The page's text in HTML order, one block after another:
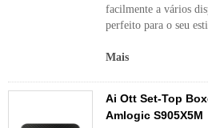
facilmente a vários
perfeito para o seu
Mais
Ai Ott Set-Top
Amlogic S905X5M